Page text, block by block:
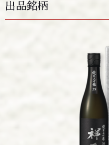
出品銘柄